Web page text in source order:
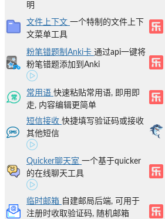
明
文件上下文 一个特制的文件上下
文菜单工具
粉笔错题制Anki卡 通过api一键将
粉笔错题添加到Anki
常用语 快速粘贴常用语, 即用即
走, 内容编辑更简单
短信接收 快捷填写验证码或接收
其他短信
Quicker聊天室 一个基于quicker
的在线聊天工具
临时邮箱 自建邮局后端, 可用于
注册时收取验证码, 随机邮箱